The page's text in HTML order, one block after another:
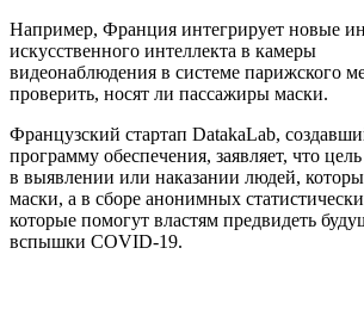
Например, Франция интегрирует новые
искусственного интеллекта в камеры
видеонаблюдения в системе парижского
проверить, носят ли пассажиры маски.
Французский стартап DatakaLab,
программу обеспечения, заявляет, что
в выявлении или наказании людей,
маски, а в сборе анонимных
которые помогут властям предвидеть
вспышки COVID-19.